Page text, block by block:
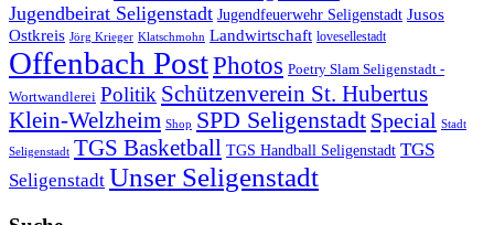
Jugendbeirat Seligenstadt Jugendfeuerwehr Seligenstadt Jusos
Ostkreis Jörg Krieger Klatschmohn Landwirtschaft lovesellestadt
Offenbach PostPhotos Poetry Slam Seligenstadt -
Wortwandlerei Politik Schützenverein St. Hubertus
Klein-Welzheim Shop SPD Seligenstadt Special Stadt
Seligenstadt TGS Basketball TGS Handball Seligenstadt TGS
Seligenstadt Unser Seligenstadt